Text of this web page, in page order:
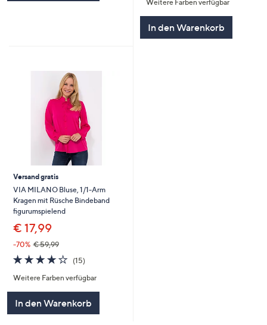
5
Weitere Farben verfügbar
In den Warenkorb
Versand gratis
VIA MILANO Bluse, 1/1-Arm
Kragen mit Rüsche Bindeband
figurumspielend
€ 17,99
-70% € 59,99
4.2
von
5
(15)15
Weitere Farben verfügbar
In den Warenkorb